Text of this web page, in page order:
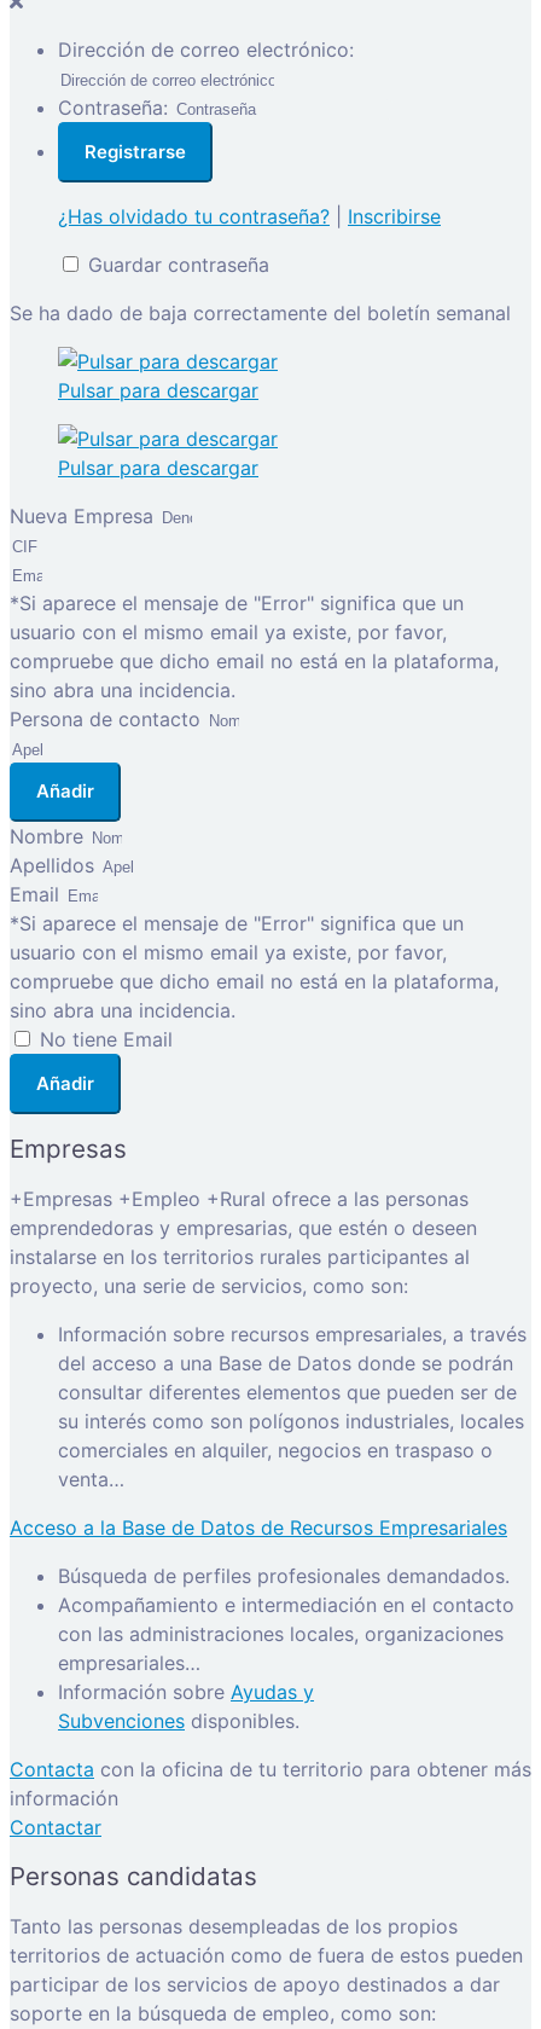
Dirección de correo electrónico:
Contraseña:
¿Has olvidado tu contraseña?
Inscribirse
Guardar contraseña
Se ha dado de baja correctamente del boletín semanal
Pulsar para descargar
Pulsar para descargar
Nueva Empresa
*Si aparece el mensaje de "Error" significa que un
usuario con el mismo email ya existe, por favor,
compruebe que dicho email no está en la plataforma,
sino abra una incidencia.
Persona de contacto
Añadir
Nombre
Apellidos
Email
*Si aparece el mensaje de "Error" significa que un
usuario con el mismo email ya existe, por favor,
compruebe que dicho email no está en la plataforma,
sino abra una incidencia.
No tiene Email
Añadir
Empresas
+Empresas +Empleo +Rural ofrece a las personas
emprendedoras y empresarias, que estén o deseen
instalarse en los territorios rurales participantes al
proyecto, una serie de servicios, como son:
Información sobre recursos empresariales, a través
del acceso a una Base de Datos donde se podrán
consultar diferentes elementos que pueden ser de
su interés como son polígonos industriales, locales
comerciales en alquiler, negocios en traspaso o
venta…
Acceso a la Base de Datos de Recursos Empresariales
Búsqueda de perfiles profesionales demandados.
Acompañamiento e intermediación en el contacto
con las administraciones locales, organizaciones
empresariales…
Información sobre Ayudas y
Subvenciones disponibles.
Contacta con la oficina de tu territorio para obtener más
información
Contactar
Personas candidatas
Tanto las personas desempleadas de los propios
territorios de actuación como de fuera de estos pueden
participar de los servicios de apoyo destinados a dar
soporte en la búsqueda de empleo, como son: